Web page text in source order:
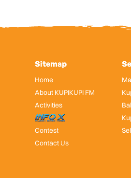
Sitemap
Home
About KUPIKUPI FM
Activities
InfoX
Contest
Contact Us